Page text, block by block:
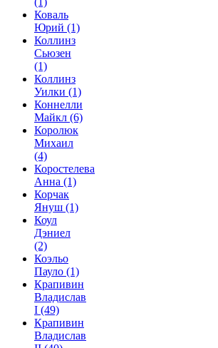
Коваль
Юрий (1)
Коллинз
Сьюзен
(1)
Коллинз
Уилки (1)
Коннелли
Майкл (6)
Королюк
Михаил
(4)
Коростелева
Анна (1)
Корчак
Януш (1)
Коул
Дэниел
(2)
Коэльо
Пауло (1)
Крапивин
Владислав
I (49)
Крапивин
Владислав